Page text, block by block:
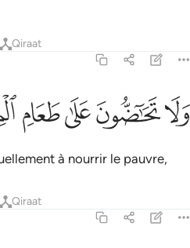
Qiraat
ولا تحاضون على طعام المسكين ١٨
وَلَا تَحَـٰٓضُّونَ عَلَىٰ طَعَامِ ٱلْمِسْكِينِ
ﲴﲵﲶﲷ
à nourrir le pauvre,
Qiraat